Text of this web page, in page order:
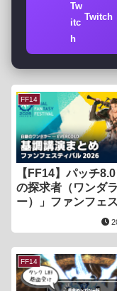
Twitch
FF14
【FF14】パッチ
の探求者（ワンダラ
ー）」ファンフェ
FF14